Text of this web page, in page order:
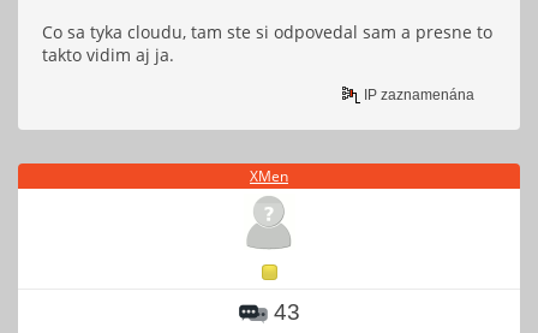
Co sa tyka cloudu, tam ste si odpovedal sam a presne to
takto vidim aj ja.
IP zaznamenána
XMen
43